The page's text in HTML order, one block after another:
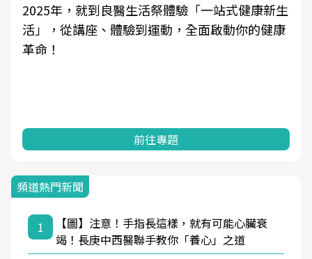
2025年，就到良醫生活祭體驗「一站式健康新生
活」，從講座、體驗到運動，全面啟動你的健康
革命！
前往專題
頻道熱門新聞
1
【圖】注意！手指長這樣，就有可能心臟衰
竭！長庚中西醫聯手教你「養心」之道